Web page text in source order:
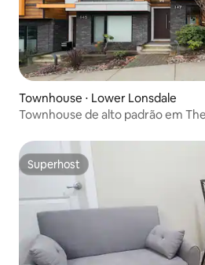
Townhouse ⋅ Lower Lonsdale
Townhouse de alto padrão em
Superhost
Superhost